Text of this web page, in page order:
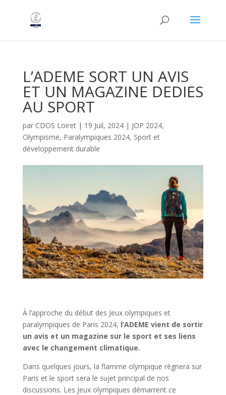
L’ADEME SORT UN AVIS
ET UN MAGAZINE DEDIES
AU SPORT
par CDOS Loiret| 19 Juil, 2024| JOP 2024,
Olympisme, Paralympiques 2024, Sport et
développement durable
À l’approche du début des Jeux olympiques et
paralympiques de Paris 2024, l’ADEME vient de sortir
un avis et un magazine sur le sport et ses liens
avec le changement climatique.
Dans quelques jours, la flamme olympique règnera sur
Paris et le sport sera le sujet principal de nos
discussions. Les Jeux olympiques démarrent ce